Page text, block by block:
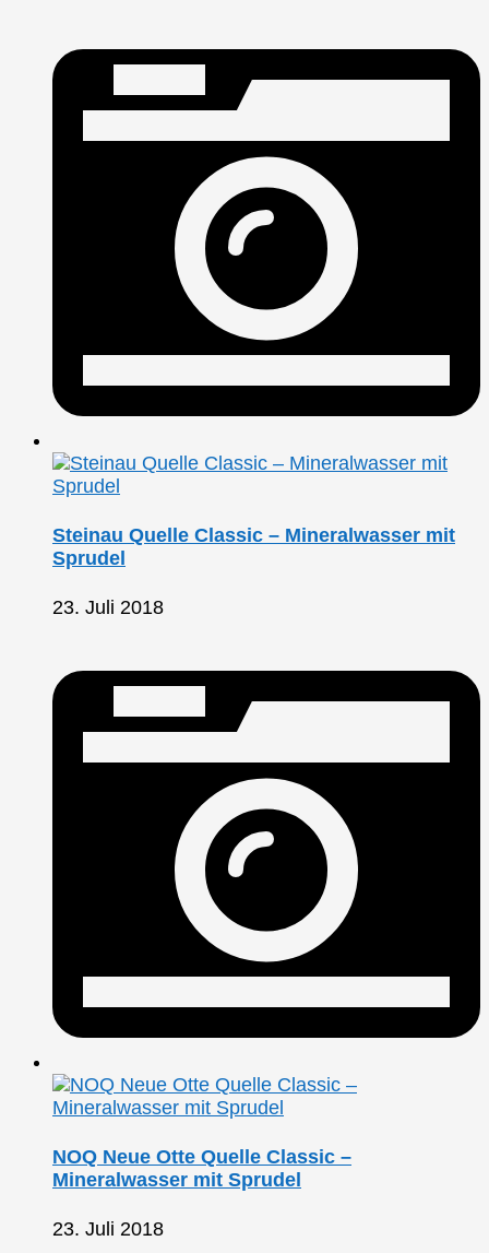
Steinau Quelle Classic – Mineralwasser mit
Sprudel
23. Juli 2018
NOQ Neue Otte Quelle Classic –
Mineralwasser mit Sprudel
23. Juli 2018